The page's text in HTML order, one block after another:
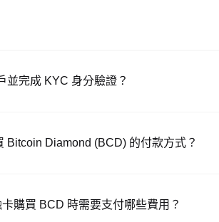
並完成 KYC 身分驗證？
Bitcoin Diamond (BCD) 的付款方式？
。購買 BCD 時需要支付哪些費用？